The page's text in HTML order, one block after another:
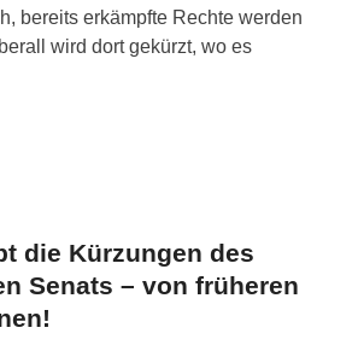
bereits erkämpfte Rechte werden
wird dort gekürzt, wo es
die Kürzungen des
Senats – von früheren